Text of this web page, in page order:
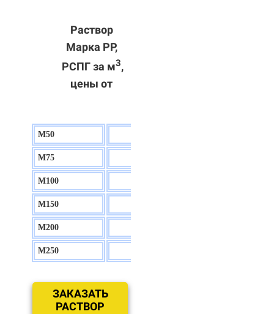
Раствор
Марка РР,
РСПГ за м3,
цены от
М50
М75
М100
М150
М200
М250
ЗАКАЗАТЬ
РАСТВОР